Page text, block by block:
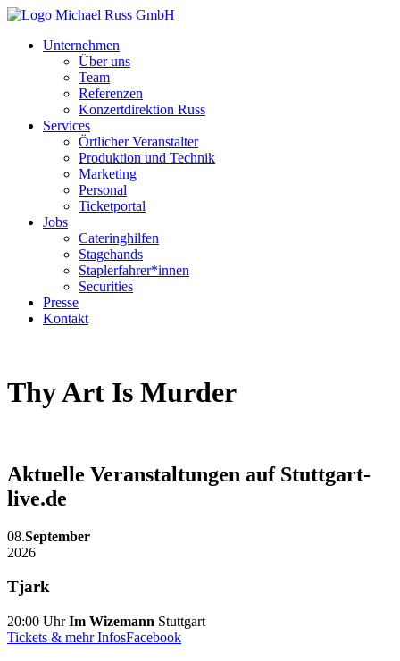
Unternehmen
Über uns
Team
Referenzen
Konzertdirektion Russ
Services
Örtlicher Veranstalter
Produktion und Technik
Marketing
Personal
Ticketportal
Jobs
Cateringhilfen
Stagehands
Staplerfahrer*innen
Securities
Presse
Kontakt
Thy Art Is Murder
Aktuelle Veranstaltungen auf Stuttgart-
live.de
08.September
2026
Tjark
20:00 UhrIm Wizemann Stuttgart
Tickets & mehr InfosFacebook